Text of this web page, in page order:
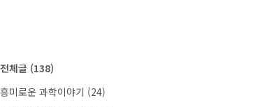
전체글 (138)
흥미로운 과학이야기 (24)